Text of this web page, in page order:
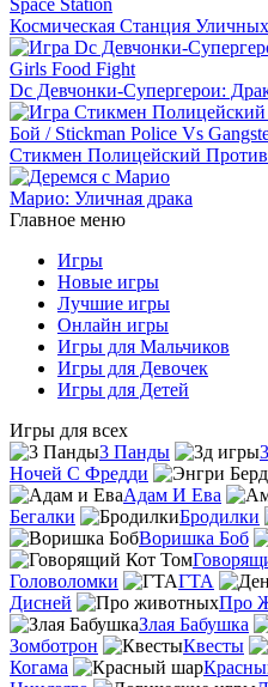
Космическая Станция
Dc Девчонки-Супергерои:
Стикмен Полицейский
Марио: Уличная драка
Главное меню
Игры
Новые игры
Лучшие игры
Онлайн игры
Игры для Мальчиков
Игры для Девочек
Игры для Детей
Игры для всех
3 Панды
Ночей С Фредди
Адам И Ева
Бегалки
Бродилки
Воришка Боб
Головоломки
ГТА
Дисней
Про
Злая Бабушка
Зомботрон
Квесты
Когама